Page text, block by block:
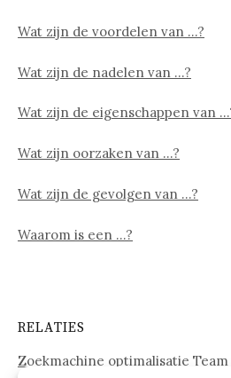
Wat zijn de voordelen van …?
Wat zijn de nadelen van …?
Wat zijn de eigenschappen van
Wat zijn oorzaken van …?
Wat zijn de gevolgen van …?
Waarom is een …?
RELATIES
Zoekmachine optimalisatie